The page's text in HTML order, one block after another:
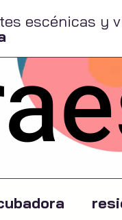
escénicas y